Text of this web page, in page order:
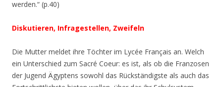
werden.“ (p.40)
Diskutieren, Infragestellen, Zweifeln
Die Mutter meldet ihre Töchter im Lycée Français an. Welch
ein Unterschied zum Sacré Coeur: es ist, als ob die Franzosen
der Jugend Ägyptens sowohl das Rückständigste als auch das